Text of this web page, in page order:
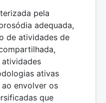
pela
adequada,
de atividades de
ativas
envolver os
que